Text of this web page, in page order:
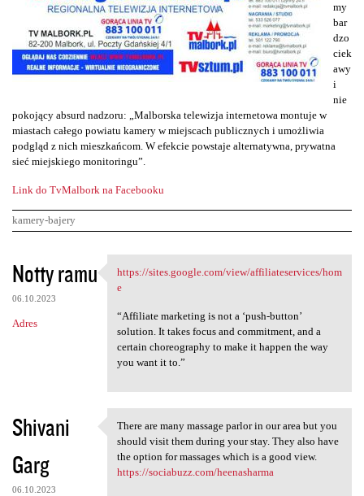
my
bar
dzo
ciek
awy
i
nie
pokojący absurd nadzoru: „Malborska telewizja internetowa montuje w
miastach całego powiatu kamery w miejscach publicznych i umożliwia
podgląd z nich mieszkańcom. W efekcie powstaje alternatywna, prywatna
sieć miejskiego monitoringu”.
Link do TvMalbork na Facebooku
kamery-bajery
K
o
m
e
r
e
Notty ramu
06.10.2023
Adres
https://sites.google.com/view
https://sites.google.com/view/affiliateservices/hom
e
“Affiliate marketing is not a ‘push-button’
solution. It takes focus and commitment, and a
certain choreography to make it happen the way
you want it to.”
Shivani
Garg
06.10.2023
There are many massage parlor
There are many massage parlor in our area but you
should visit them during your stay. They also have
the option for massages which is a good view.
https://sociabuzz.com/heenasharma